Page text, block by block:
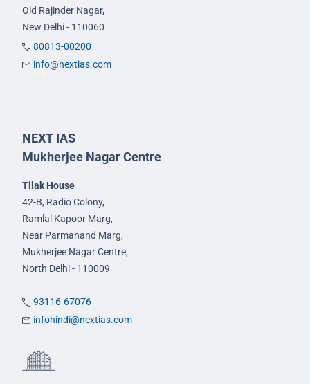
Old Rajinder Nagar,
New Delhi - 110060
80813-00200
info@nextias.com
NEXT IAS
Mukherjee Nagar Centre
Tilak House
42-B, Radio Colony,
Ramlal Kapoor Marg,
Near Parmanand Marg,
Mukherjee Nagar Centre,
North Delhi - 110009
93116-67076
infohindi@nextias.com